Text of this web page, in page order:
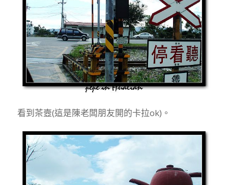
看到茶壼(這是陳老闆朋友開的卡拉ok)。